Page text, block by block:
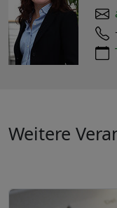
Weitere